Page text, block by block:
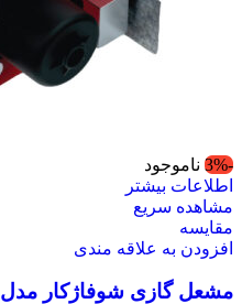
-3%
ناموجود
اطلاعات بیشتر
مشاهده سریع
مقایسه
افزودن به علاقه مندی
مشعل گازی شوفاژکار مدل CKI-G380